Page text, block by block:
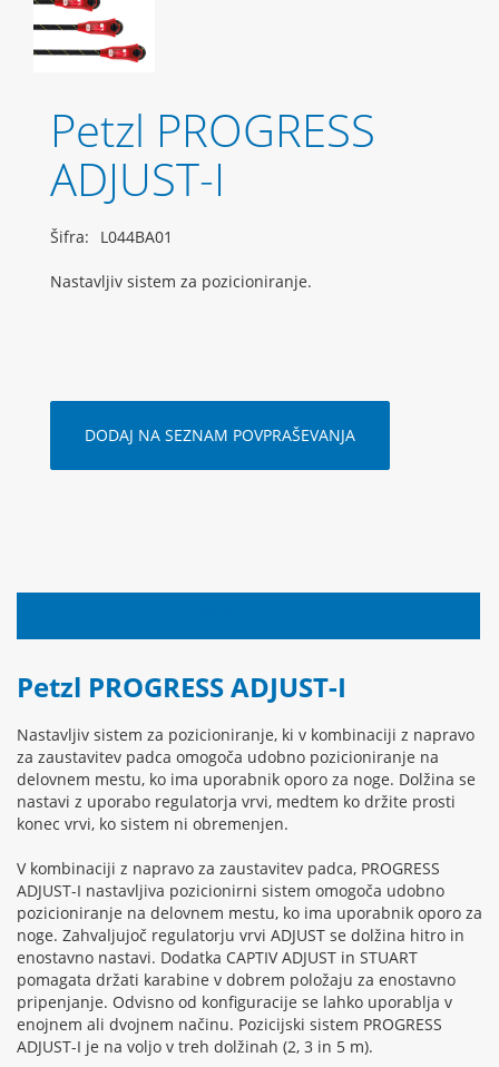
Petzl PROGRESS
ADJUST-I
Šifra: L044BA01
Nastavljiv sistem za pozicioniranje.
DODAJ NA SEZNAM POVPRAŠEVANJA
Petzl PROGRESS ADJUST-I
Nastavljiv sistem za pozicioniranje, ki v kombinaciji z napravo
za zaustavitev padca omogoča udobno pozicioniranje na
delovnem mestu, ko ima uporabnik oporo za noge. Dolžina se
nastavi z uporabo regulatorja vrvi, medtem ko držite prosti
konec vrvi, ko sistem ni obremenjen.
V kombinaciji z napravo za zaustavitev padca, PROGRESS
ADJUST-I nastavljiva pozicionirni sistem omogoča udobno
pozicioniranje na delovnem mestu, ko ima uporabnik oporo za
noge. Zahvaljujoč regulatorju vrvi ADJUST se dolžina hitro in
enostavno nastavi. Dodatka CAPTIV ADJUST in STUART
pomagata držati karabine v dobrem položaju za enostavno
pripenjanje. Odvisno od konfiguracije se lahko uporablja v
enojnem ali dvojnem načinu. Pozicijski sistem PROGRESS
ADJUST-I je na voljo v treh dolžinah (2, 3 in 5 m).